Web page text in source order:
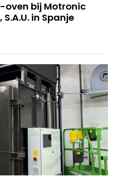
oven bij Motronic
in Spanje